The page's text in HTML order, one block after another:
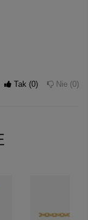
Tak 0 Nie 0